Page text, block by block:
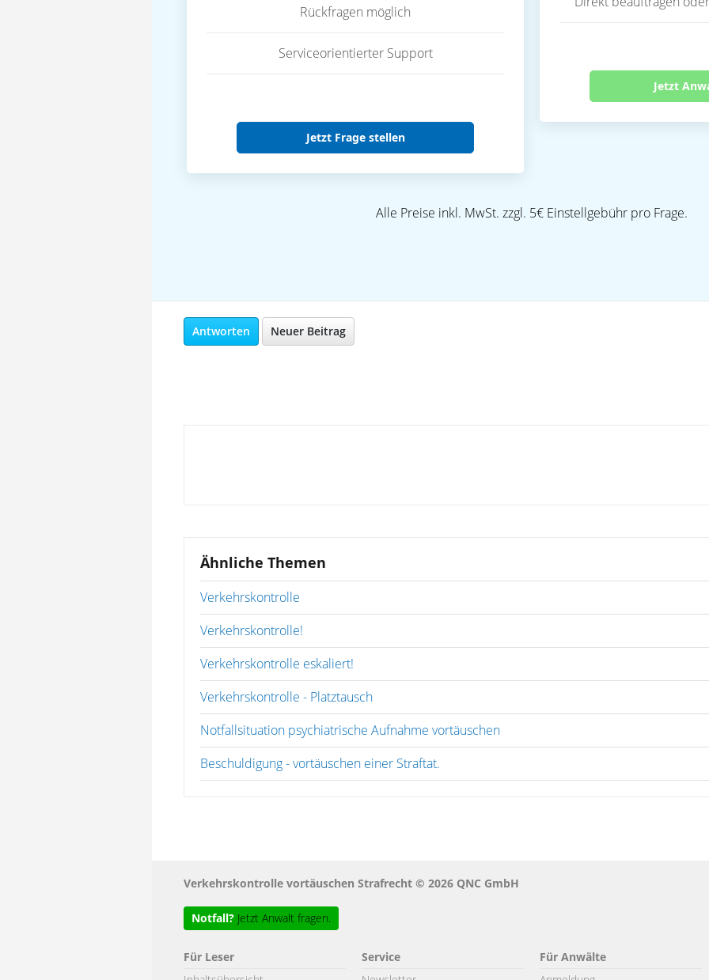
Rückfragen möglich
Serviceorientierter Support
Jetzt Frage stellen
Jetzt
Alle Preise inkl. MwSt. zzgl. 5€ Einstellgebühr pro Frage.
Antworten Neuer Beitrag
Ähnliche Themen
Verkehrskontrolle
Verkehrskontrolle!
Verkehrskontrolle eskaliert!
Verkehrskontrolle - Platztausch
Notfallsituation psychiatrische Aufnahme vortäuschen
Beschuldigung - vortäuschen einer Straftat.
Verkehrskontrolle vortäuschen Strafrecht © 2026 QNC GmbH
Notfall? Jetzt Anwalt fragen.
Für Leser
Service
Für Anwälte